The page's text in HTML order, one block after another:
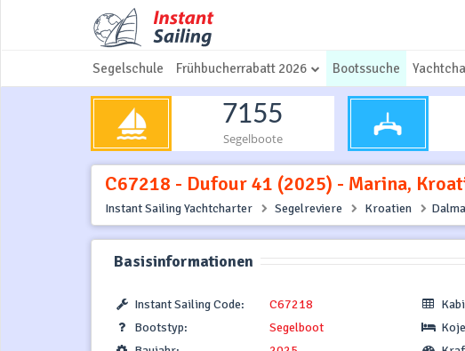
Segelschule Frühbucherrabatt 2026 Bootssuche
7155
Segelboote
C67218 - Dufour 41 (2025) - Marina,
Instant Sailing Yachtcharter Segelreviere Kroatien
Basisinformationen
Instant Sailing Code:
C67218
Bootstyp:
Segelboot